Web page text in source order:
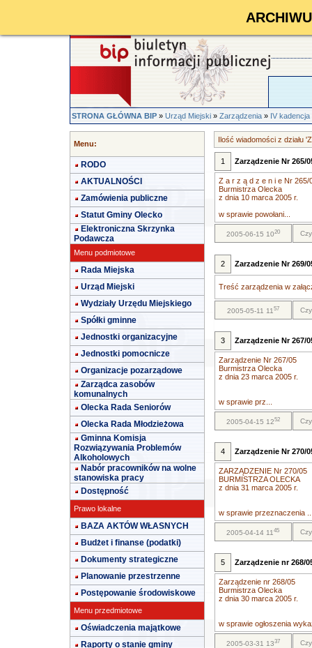
STRONA GŁÓWNA BIP»Urząd Miejski»Zarządzenia»IV kadencja
Menu:
RODO
AKTUALNOŚCI
Zamówienia publiczne
Statut Gminy Olecko
Elektroniczna Skrzynka
Podawcza
Menu podmiotowe
Rada Miejska
Urząd Miejski
Wydziały Urzędu Miejskiego
Spółki gminne
Jednostki organizacyjne
Jednostki pomocnicze
Organizacje pozarządowe
Zarządca zasobów
komunalnych
Olecka Rada Seniorów
Olecka Rada Młodzieżowa
Gminna Komisja
Rozwiązywania Problemów
Alkoholowych
Nabór pracowników na wolne
stanowiska pracy
Dostępność
Prawo lokalne
BAZA AKTÓW WŁASNYCH
Budżet i finanse (podatki)
Dokumenty strategiczne
Planowanie przestrzenne
Postępowanie środowiskowe
Menu przedmiotowe
Oświadczenia majątkowe
Raporty o stanie gminy
Ilość wiadomości z działu
1 Zarządzenie Nr 265/
Z a r z ą d z e n i e Nr 265/
Burmistrza Olecka
z dnia 10 marca 2005 r.
w sprawie powołani...
2005-06-15 1020
2 Zarzadzenie Nr 269/
Treść zarządzenia w
2005-05-11 1157
3 Zarządzenie Nr 267/
Zarządzenie Nr 267/05
Burmistrza Olecka
z dnia 23 marca 2005 r.
w sprawie prz...
2005-04-15 1252
4 Zarządzenie Nr 270/
ZARZĄDZENIE Nr 270/05
BURMISTRZA OLECKA
z dnia 31 marca 2005 r.
w sprawie przeznaczenia
2005-04-14 1145
5 Zarządzenie nr 268/
Zarządzenie nr 268/05
Burmistrza Olecka
z dnia 30 marca 2005 r.
w sprawie ogłoszenia
2005-03-31 1337